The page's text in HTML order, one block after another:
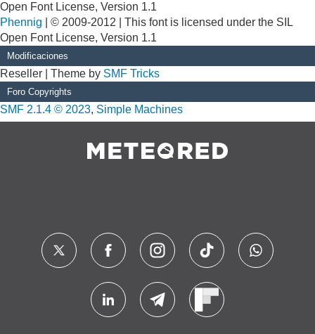
Open Font License, Version 1.1
Phennig | © 2009-2012 | This font is licensed under the SIL
Open Font License, Version 1.1
Modificaciones
Reseller | Theme by SMF Tricks
Foro Copyrights
SMF 2.1.4 © 2023, Simple Machines